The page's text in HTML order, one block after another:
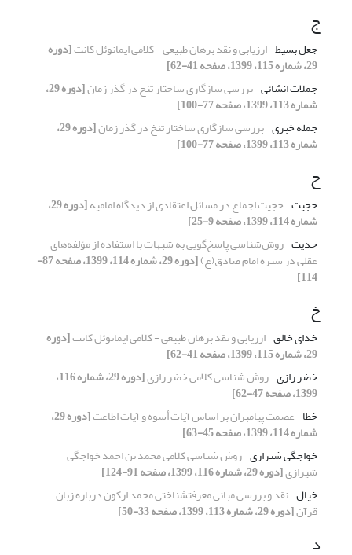
ج
جعل بسیط ارزیابی و نقد برهان طبیعی - کلامی ایمانوئل کانت[دوره
29، شماره 115، 1399، صفحه 41-62]
جملات انشائی بررسی سازگاری ساختار تنخ در گذر زمان [دوره 29،
شماره 113، 1399، صفحه 77-100]
جمله خبری بررسی سازگاری ساختار تنخ در گذر زمان [دوره 29،
شماره 113، 1399، صفحه 77-100]
ح
حجیت حجیت اجماع در مسائل اعتقادی از دیدگاه امامیه [دوره 29،
شماره 114، 1399، صفحه 9-25]
حدیث روش‌شناسی پاسخ‌گویی به شبهات با استفاده از مؤلفه‌های
عقلی در سیره امام صادق(ع) [دوره 29، شماره 114، 1399، صفحه 87-
114]
خ
خدای خالق ارزیابی و نقد برهان طبیعی - کلامی ایمانوئل کانت[دوره
29، شماره 115، 1399، صفحه 41-62]
خضر رازی روش شناسی کلامی خضر رازی [دوره 29، شماره 116،
1399، صفحه 47-62]
خطا عصمت پیامبران بر اساس آیات أسوه و آیات اطاعت [دوره 29،
شماره 114، 1399، صفحه 45-63]
خواجگی شیرازی روش شناسی کلامی محمد بن احمد خواجگی
شیرازی[دوره 29، شماره 116، 1399، صفحه 91-124]
خیال
نقد و بررسی مبانی معرفت‎شناختی محمد ارکون درباره زبان
قرآن[دوره 29، شماره 113، 1399، صفحه 33-50]
د